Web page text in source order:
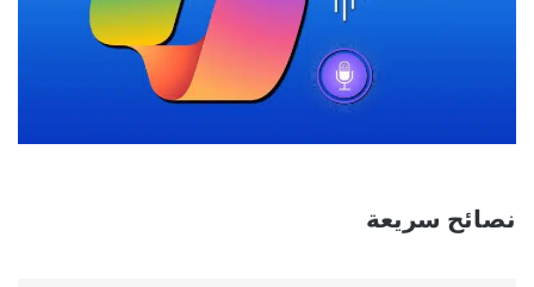
نصائح سريعة